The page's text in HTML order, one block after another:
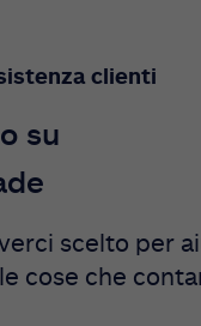
clienti
su
scelto per
cose che